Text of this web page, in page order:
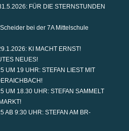
FÜR DIE STERNSTUNDEN
bei der 7A Mittelschule
KI MACHT ERNST!
NEUES!
UM 19 UHR: STEFAN LIEST MIT
UM 18.30 UHR: STEFAN SAMMELT
AB 9:30 UHR: STEFAN AM BR-